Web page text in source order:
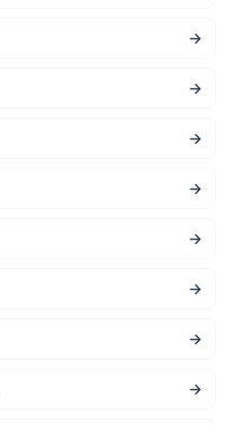
→
→
→
→
→
→
→
→